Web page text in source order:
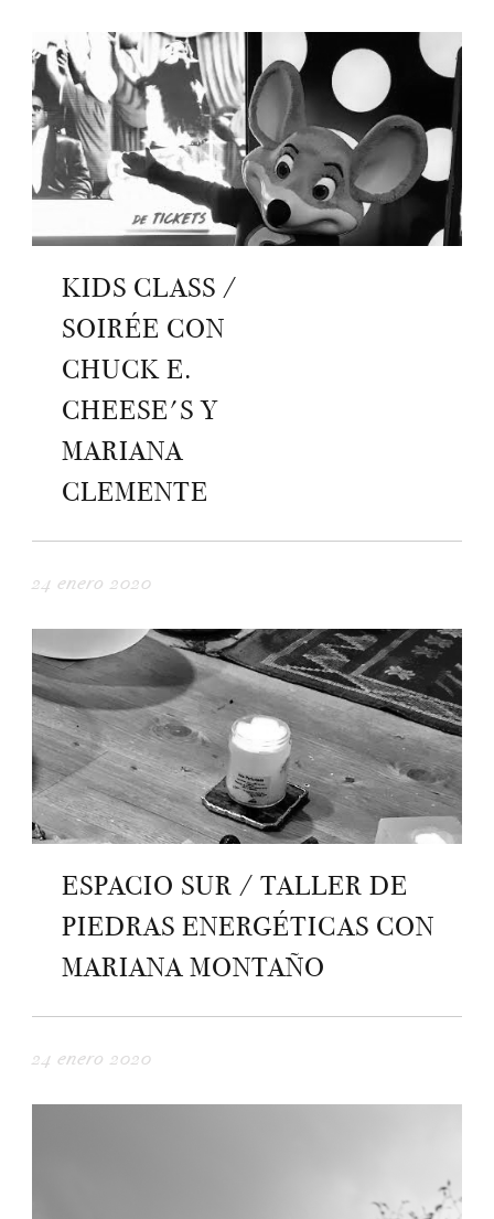
KIDS CLASS /
SOIRÉE CON
CHUCK E.
CHEESE'S Y
MARIANA
CLEMENTE
24 enero 2020
ESPACIO SUR / TALLER DE
PIEDRAS ENERGÉTICAS CON
MARIANA MONTAÑO
24 enero 2020